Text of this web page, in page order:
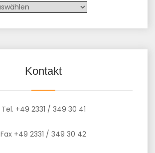
Kontakt
Tel. +49 2331 / 349 30 41
Fax +49 2331 / 349 30 42